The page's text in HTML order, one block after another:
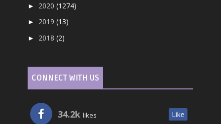
► 2020(1274)
► 2019(13)
► 2018(2)
CONNECT WITH US
34.2k likes Like